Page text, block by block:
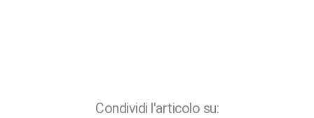
Condividi l'articolo su: